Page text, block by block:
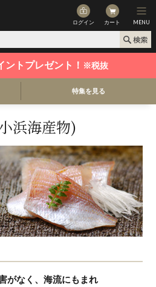
ログイン カート MENU
トプレゼント！ ※税抜
特集を見る
浜海産物)
がなく、海流にもまれ